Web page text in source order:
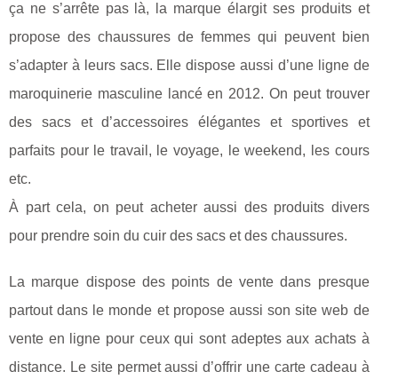
ça ne s’arrête pas là, la marque élargit ses produits et
propose des chaussures de femmes qui peuvent bien
s’adapter à leurs sacs. Elle dispose aussi d’une ligne de
maroquinerie masculine lancé en 2012. On peut trouver
des sacs et d’accessoires élégantes et sportives et
parfaits pour le travail, le voyage, le weekend, les cours
etc.
À part cela, on peut acheter aussi des produits divers
pour prendre soin du cuir des sacs et des chaussures.
La marque dispose des points de vente dans presque
partout dans le monde et propose aussi son site web de
vente en ligne pour ceux qui sont adeptes aux achats à
distance. Le site permet aussi d’offrir une carte cadeau à